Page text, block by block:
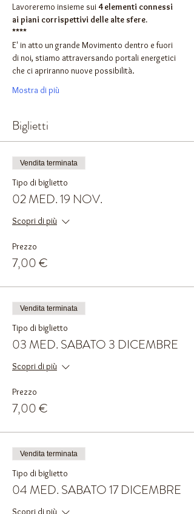
Lavoreremo insieme sui 4 elementi connessi
ai piani corrispettivi delle alte sfere.
****
E' in atto un grande Movimento dentro e fuori
di noi, stiamo attraversando portali energetici
che ci apriranno nuove possibilità.
Mostra di più
Biglietti
Vendita terminata
Tipo di biglietto
02 MED. 19 NOV.
Scopri di più
Prezzo
7,00 €
Vendita terminata
Tipo di biglietto
03 MED. SABATO 3 DICEMBRE
Scopri di più
Prezzo
7,00 €
Vendita terminata
Tipo di biglietto
04 MED. SABATO 17 DICEMBRE
Scopri di più